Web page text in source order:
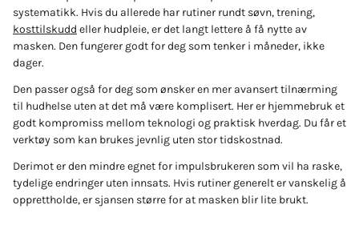
systematikk. Hvis du allerede har rutiner rundt søvn, trening,
kosttilskudd eller hudpleie, er det langt lettere å få nytte av
masken. Den fungerer godt for deg som tenker i måneder, ikke
dager.
Den passer også for deg som ønsker en mer avansert tilnærming
til hudhelse uten at det må være komplisert. Her er hjemmebruk et
godt kompromiss mellom teknologi og praktisk hverdag. Du får et
verktøy som kan brukes jevnlig uten stor tidskostnad.
Derimot er den mindre egnet for impulsbrukeren som vil ha raske,
tydelige endringer uten innsats. Hvis rutiner generelt er vanskelig å
opprettholde, er sjansen større for at masken blir lite brukt.